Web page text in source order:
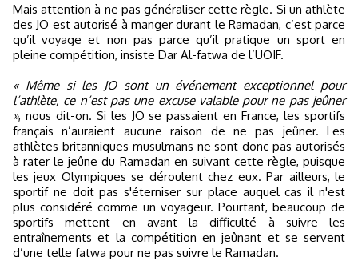
Mais attention à ne pas généraliser cette règle. Si un athlète
des JO est autorisé à manger durant le Ramadan, c’est parce
qu’il voyage et non pas parce qu’il pratique un sport en
pleine compétition, insiste Dar Al-fatwa de l’UOIF.
« Même si les JO sont un événement exceptionnel pour
l’athlète, ce n’est pas une excuse valable pour ne pas jeûner
», nous dit-on. Si les JO se passaient en France, les sportifs
français n’auraient aucune raison de ne pas jeûner. Les
athlètes britanniques musulmans ne sont donc pas autorisés
à rater le jeûne du Ramadan en suivant cette règle, puisque
les jeux Olympiques se déroulent chez eux. Par ailleurs, le
sportif ne doit pas s'éterniser sur place auquel cas il n'est
plus considéré comme un voyageur. Pourtant, beaucoup de
sportifs mettent en avant la difficulté à suivre les
entraînements et la compétition en jeûnant et se servent
d’une telle fatwa pour ne pas suivre le Ramadan.